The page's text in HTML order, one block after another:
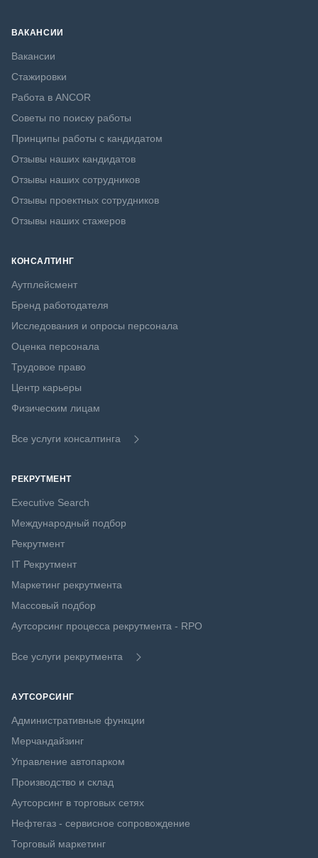
ВАКАНСИИ
Вакансии
Стажировки
Работа в ANCOR
Советы по поиску работы
Принципы работы с кандидатом
Отзывы наших кандидатов
Отзывы наших сотрудников
Отзывы проектных сотрудников
Отзывы наших стажеров
КОНСАЛТИНГ
Аутплейсмент
Бренд работодателя
Исследования и опросы персонала
Оценка персонала
Трудовое право
Центр карьеры
Физическим лицам
Все услуги консалтинга
РЕКРУТМЕНТ
Executive Search
Международный подбор
Рекрутмент
IT Рекрутмент
Маркетинг рекрутмента
Массовый подбор
Аутсорсинг процесса рекрутмента - RPO
Все услуги рекрутмента
АУТСОРСИНГ
Административные функции
Мерчандайзинг
Управление автопарком
Производство и склад
Аутсорсинг в торговых сетях
Нефтегаз - сервисное сопровождение
Торговый маркетинг